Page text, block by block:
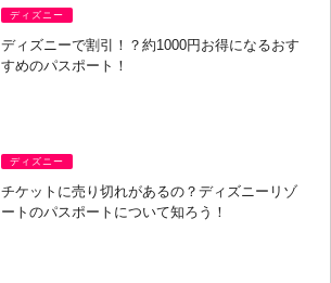
ディズニー
ディズニーで割引！？約1000円お得になるおす
すめのパスポート！
ディズニー
チケットに売り切れがあるの？ディズニーリゾ
ートのパスポートについて知ろう！